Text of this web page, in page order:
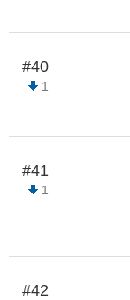
#40
1
#41
1
#42